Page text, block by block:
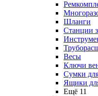
Шланги
Станции
Весы
Ключи
Сумки
Ящики
Ещё 11